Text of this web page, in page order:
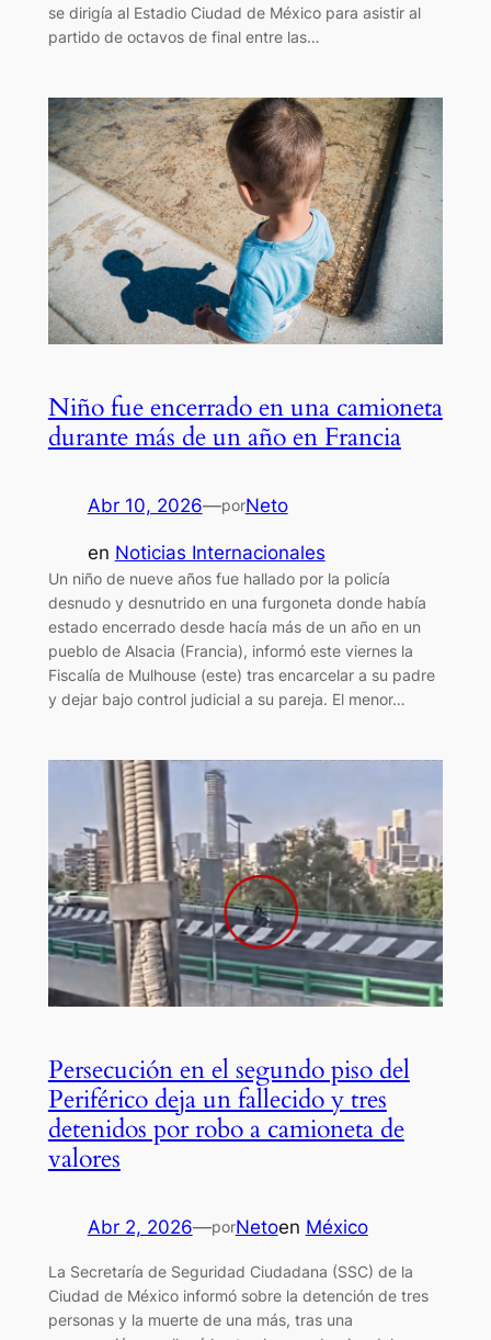
se dirigía al Estadio Ciudad de México para asistir al
partido de octavos de final entre las…
Niño fue encerrado en una camioneta
durante más de un año en Francia
Abr 10, 2026—porNeto
en Noticias Internacionales
Un niño de nueve años fue hallado por la policía
desnudo y desnutrido en una furgoneta donde había
estado encerrado desde hacía más de un año en un
pueblo de Alsacia (Francia), informó este viernes la
Fiscalía de Mulhouse (este) tras encarcelar a su padre
y dejar bajo control judicial a su pareja. El menor…
Persecución en el segundo piso del
Periférico deja un fallecido y tres
detenidos por robo a camioneta de
valores
Abr 2, 2026—porNetoen México
La Secretaría de Seguridad Ciudadana (SSC) de la
Ciudad de México informó sobre la detención de tres
personas y la muerte de una más, tras una